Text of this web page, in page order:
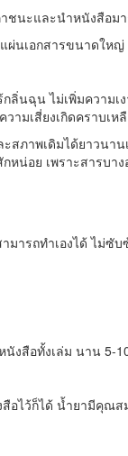
ชนะและนำหนังสือ
ผ่นเอกสารขนาดใ
ลิ่นฉุน ไม่เพิ่มความ
มเสี่ยงเกิดคราบเ
สภาพเดิมได้ยาวน
น่อย เพราะสารบ
มารถทำเองได้ ไ
นังสือทั้งเล่ม นาน 5-
อไว้ก็ได้ น้ำยามีคุณ